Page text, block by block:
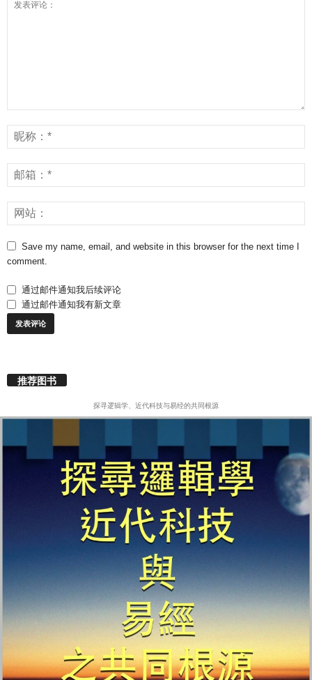
Save my name, email, and website in this browser for the next time I
comment.
通过邮件通知我后续评论
通过邮件通知我有新文章
推荐图书
探寻逻辑学、近代科技与易经的共同根源